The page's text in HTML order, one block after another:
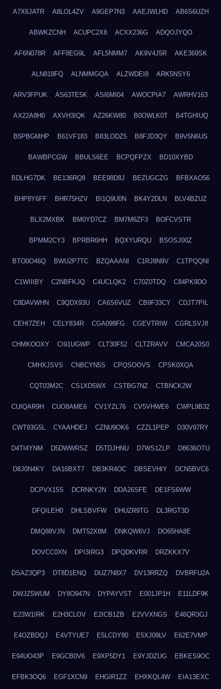
A7X6JATR A8LOL4ZV A9GEP7N3 AAEJWLHD AB6S6UZH
ABWKZCNH ACUPC2X8 ACXX236G ADQOJYQO
AF6N078R AFF8EG9L AFL5NMM7 AK9V4J5R AKE369SK
ALN818FQ ALNMMGQA ALZWDEI8 ARK5NSY6
ARV3FPUK AS63TE5K ASI6MI04 AWOCPIA7 AWRHV163
AX22A8H0 AXVH3IQK AZ26KW80 B0OWLK0T B4TGHIUQ
B5PBGMHP B61VF183 B83LODZ5 B8FJD3QY B9V5N6US
BAWBPCGW BBULS6EE BCPQFPZX BD10XYBD
BDLHG7DK BE136RQ8 BEE98D8J BEZUGCZG BFBXAO56
BHP8Y6FF BHR75HZV BI1Q9U0N BK4Y2DLN BLV4BZUZ
BLX2MXBK BM0YD7CZ BM7M6ZF3 BOFCVSTR
BPMM2CY3 BPRBR6HH BQXYURQU BSOSJ00Z
BTO0O46Q BWU2P7TC BZQAAANI C1RJ8N9V C1TPQQNI
C1WIIIBY C2NBFKJQ C4UCLQK2 C70Z0TDQ C84PK9DO
C8DAVWHN C9QDX93U CA6S6VUZ CB9F33CY CDJT7PIL
CEHI7ZEH CELY834R CGA098FG CGEVTRIW CGRLSVJ8
CHMKOOXY CI91UGWP CLT30F52 CLTZRAVV CMCA20S0
CMHXJSVS CNBCYN5S CPQSOOVS CPSK0XQA
CQT03M2C CS1XD5WX CSTBG7NZ CTBNCK2W
CUIQAR9H CUO8AME6 CV1YZL76 CV5VHWE6 CWPL9B32
CWT93G5L CYAAHDEJ CZNU9OK6 CZZL1PEP D30V97RY
D4TI4YNM D5DWWRSZ D5TDJHNU D7WS1ZLP D8636OTU
D8J0N4KY DA16BXT7 DB3KR4OC DBSEVHIY DCN5BVC6
DCPVX15S DCRNKY2N DDA26SFE DE1FS6WW
DFQILEH0 DHLSBVFW DHUZR9TG DL3RGT3D
DMQ88VJN DMT52X8M DNKQW6VJ DO65HA8E
DOVCC0XN DPI3IRG3 DPQDKVRR DRZKKX7V
DSAZ3QP3 DT8D1ENQ DUZ7N8X7 DV13RRZQ DVBRFU2A
DWJZ5WUM DY8O947N DYPAYVST E001JP1H E11LDF9K
E23W1IRK E2H3CLOV E2ICB1ZB E2VVXNGS E46QR3GJ
E4OZBDQJ E4VTYUE7 E5LCDY80 E5XJ09LV E62E7VMP
E94UO43P E9GCB0V6 E9XP5DY1 E9YJDZUG EBKES9OC
EFBK3OQ6 EGF1XCN9 EHGIR1ZZ EHXKQL4W EIA13EXC